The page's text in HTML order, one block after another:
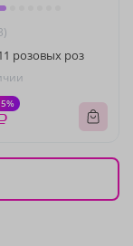
розовых роз